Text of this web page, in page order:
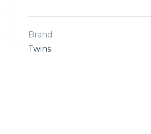
Brand
Twins